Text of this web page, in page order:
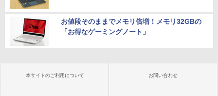
お値段そのままでメモリ倍増！メモリ32GBの
「お得なゲーミングノート」
本サイトのご利用について お問い合わせ